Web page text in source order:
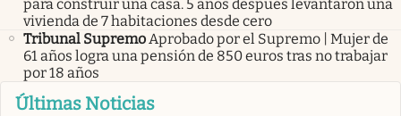
para construir una casa. 5 años después levantaron una
vivienda de 7 habitaciones desde cero
Tribunal SupremoAprobado por el Supremo | Mujer de
61 años logra una pensión de 850 euros tras no trabajar
por 18 años
Últimas Noticias